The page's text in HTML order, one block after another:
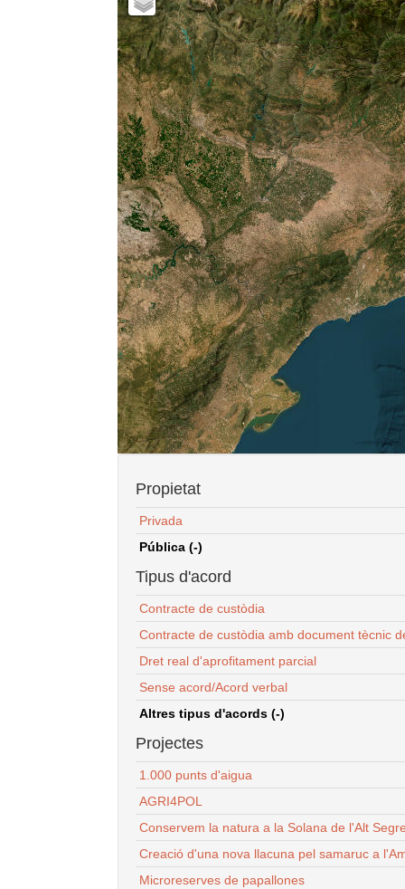
Propietat
Privada
Pública (-)
Tipus d'acord
Contracte de custòdia
Contracte de custòdia amb document tècnic
Dret real d'aprofitament parcial
Sense acord/Acord verbal
Altres tipus d'acords (-)
Projectes
1.000 punts d'aigua
AGRI4POL
Conservem la natura a la Solana de l'Alt
Creació d'una nova llacuna pel samaruc a
Microreserves de papallones